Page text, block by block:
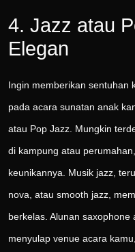
4. Jazz atau
Elegan
Ingin memberikan sentuhan
pada acara sunatan anak
atau Pop Jazz. Mungkin
di kampung atau
keunikannya. Musik jazz,
nova, atau smooth jazz,
berkelas. Alunan
menyulap venue acara